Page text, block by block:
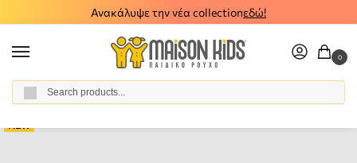
Ανακάλυψε την νέα collectionεδώ!
0
Home / Baby Girl / Accessories